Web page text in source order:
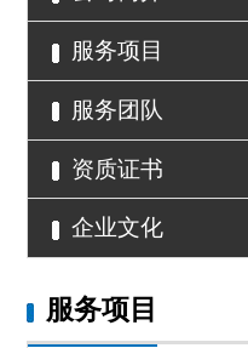
服务项目
服务团队
资质证书
企业文化
服务项目